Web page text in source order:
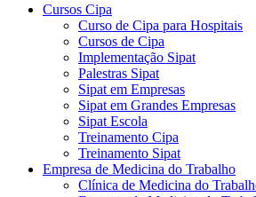
Cursos Cipa
Curso de Cipa para Hospitais
Cursos de Cipa
Implementação Sipat
Palestras Sipat
Sipat em Empresas
Sipat em Grandes Empresas
Sipat Escola
Treinamento Cipa
Treinamento Sipat
Empresa de Medicina do Trabalho
Clínica de Medicina do